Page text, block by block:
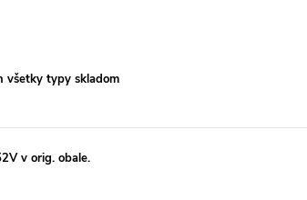
všetky typy skladom
v orig. obale.